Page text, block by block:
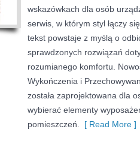
wskazówkach dla osób
serwis, w którym styl łączy
tekst powstaje z myślą o
sprawdzonych rozwiązań
rozumianego komfortu.
Wykończenia i
została zaprojektowana dla
wybierać elementy
pomieszczeń.
[ Read More ]